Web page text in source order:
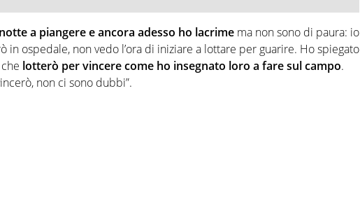
a piangere e ancora adesso ho lacrime ma non sono di paura: io
in ospedale, non vedo l’ora di iniziare a lottare per guarire. Ho spiegato
lotterò per vincere come ho insegnato loro a fare sul campo.
non ci sono dubbi”.